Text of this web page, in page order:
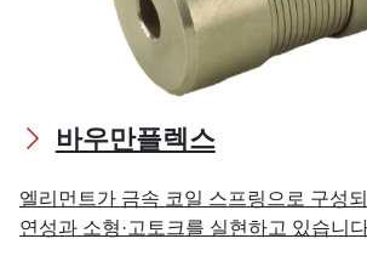
바우만플렉스
엘리먼트가 금속 코일 스프링으로 구성
연성과 소형·고토크를 실현하고 있습니